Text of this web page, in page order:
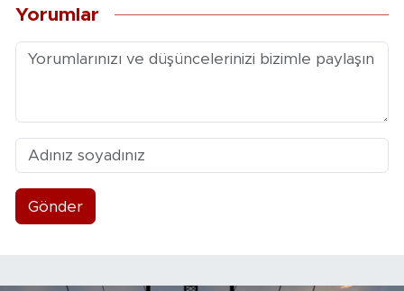
Yorumlar
Gönder